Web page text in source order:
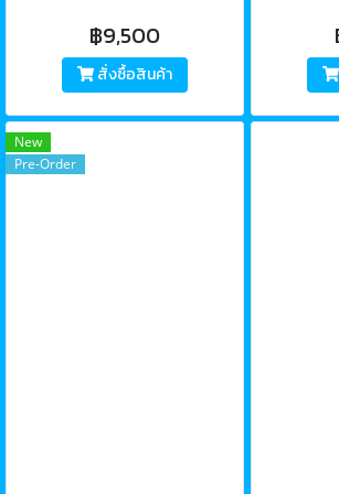
฿9,500
สั่งซื้อสินค้า
New
Pre-Order